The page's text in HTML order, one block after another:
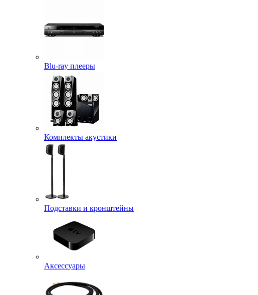
Blu-ray плееры
Комплекты акустики
Подставки и кронштейны
Аксессуары